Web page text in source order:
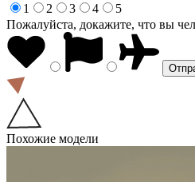
1
2 3 4
5
Пожалуйста, докажите, что вы
Похожие модели